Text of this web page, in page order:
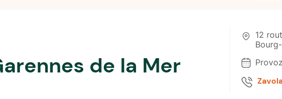
de la Mer
12